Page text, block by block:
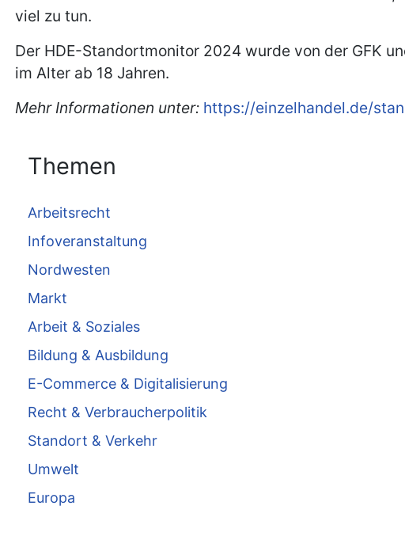
viel zu tun.
Der HDE-Standortmonitor 2024 wurde von der GFK
im Alter ab 18 Jahren.
Mehr Informationen unter: https://einzelhandel.de/
Themen
Arbeitsrecht
Infoveranstaltung
Nordwesten
Markt
Arbeit & Soziales
Bildung & Ausbildung
E-Commerce & Digitalisierung
Recht & Verbraucherpolitik
Standort & Verkehr
Umwelt
Europa